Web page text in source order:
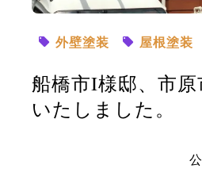
お問い合わ
外壁塗装 屋根塗装
船橋市I様邸、市原
いたしました。